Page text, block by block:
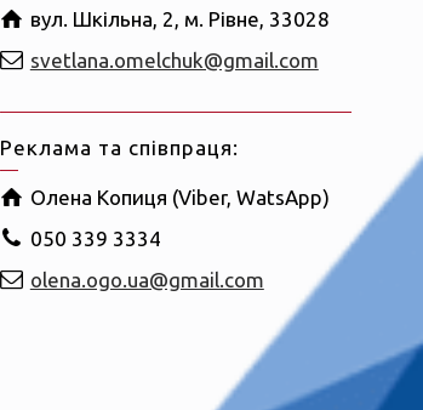
вул. Шкільна, 2, м. Рівне, 33028
svetlana.omelchuk@gmail.com
Реклама та співпраця:
Олена Копиця (Viber, WatsApp)
050 339 3334
olena.ogo.ua@gmail.com